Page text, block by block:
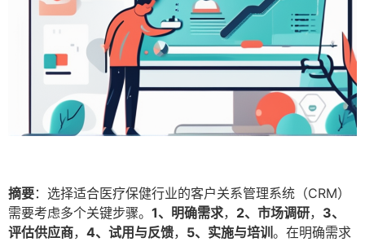
摘要：选择适合医疗保健行业的客户关系管理系统（CRM）
需要考虑多个关键步骤。 1、明确需求， 2、市场调研， 3、
评估供应商， 4、试用与反馈， 5、实施与培训 。在明确需求